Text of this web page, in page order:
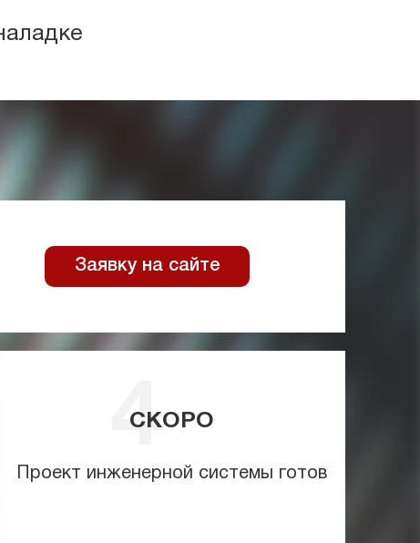
Заявку на сайте
СКОРО
Проект инженерной системы готов